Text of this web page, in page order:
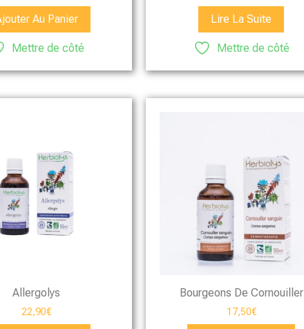
Au Panier
Mettre de côté
Lire La Suite
Mettre de côté
Allergolys
22,90€
Bourgeons De Cornouiller
17,50€